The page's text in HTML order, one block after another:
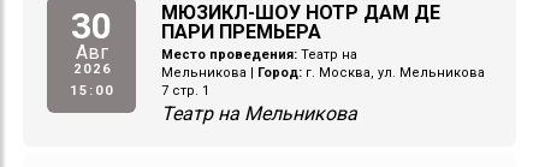
30
Авг
2026
15:00
МЮЗИКЛ-ШОУ НОТР ДАМ ДЕ
ПАРИ ПРЕМЬЕРА
Место проведения: Театр на
Мельникова
Город: г. Москва, ул. Мельникова
7 стр. 1
Театр на Мельникова